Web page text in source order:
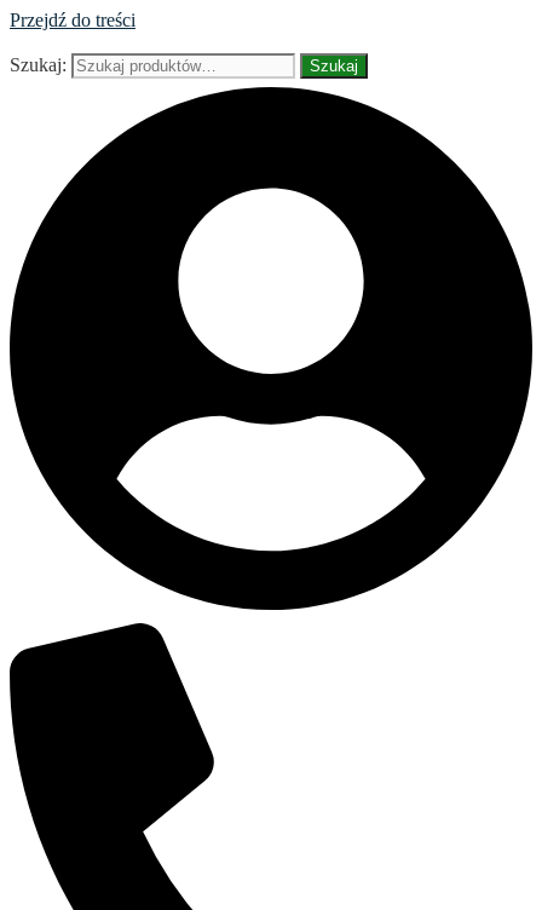
Przejdź do treści
Szukaj: Szukaj